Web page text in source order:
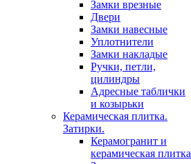
Замки врезные
Двери
Замки навесные
Уплотнители
Замки накладые
Ручки, петли,
цилиндры
Адресные таблички
и козырьки
Керамическая плитка.
Затирки.
Керамогранит и
керамическая плитка